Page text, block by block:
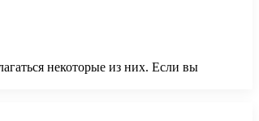
некоторые из них. Если вы